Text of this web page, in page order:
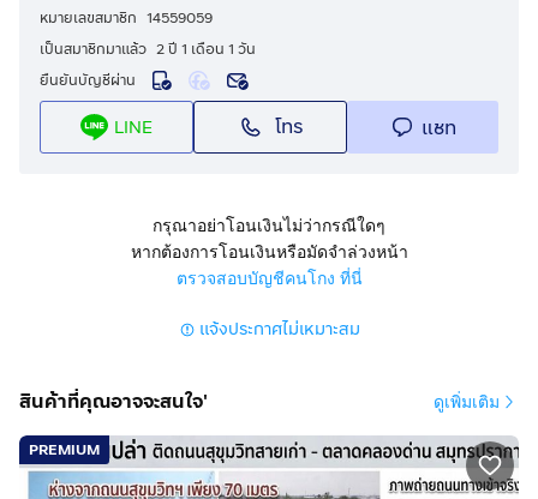
รายละเอียด :
- ที่ดินพร้อมสิ่งปลูกสร้าง เนื้อที่รวม 14-0-69 ไร่
- พื้นที่อาคารรวม 1,974 ตารางเมตร
- หน้ากว้างติดถนนสุขุมวิทประมาณ 50 เมตร
- ทำเลเด่น ติดถนนสายหลัก การเดินทางสะดวก
- รายล้อมด้วยแหล่งชุมชน ร้านค้า ตลาด และหน่วยงาน
- โชว์รูมรถ / ศูนย์จำหน่ายรถ
- สำนักงาน / โรงงาน / ธุรกิจขนาดใหญ่
สถานที่ใกล้เคียง :
หมายเลขสมาชิก 14559059
เป็นสมาชิกมาแล้ว 2 ปี 1 เดือน 1 วัน
ยืนยันบัญชีผ่าน
LINE โทร แชท
กรุณาอย่าโอนเงินไม่ว่ากรณีใดๆ
หากต้องการโอนเงินหรือมัดจำล่วงหน้า
ตรวจสอบบัญชีคนโกง ที่นี่
แจ้งประกาศไม่เหมาะสม
สินค้าที่คุณอาจจะสนใจ' ดูเพิ่มเติม
PREMIUM